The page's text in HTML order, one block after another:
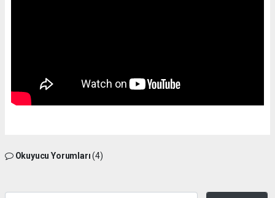
Okuyucu Yorumları(4)